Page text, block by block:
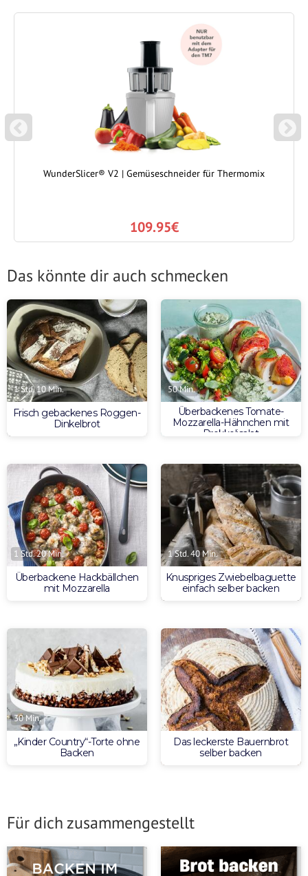
P
REVIOUS
WunderSlicer® V2 | Gemüseschneider für Thermomix
109.95€
N
EXT
Das könnte dir auch schmecken
1 Std. 10 Min.
Frisch gebackenes Roggen-
Dinkelbrot
50 Min.
Überbackenes Tomate-
Mozzarella-Hähnchen mit
Brokkolisalat
1 Std. 20 Min.
Überbackene Hackbällchen
mit Mozzarella
1 Std. 40 Min.
Knuspriges Zwiebelbaguette
einfach selber backen
30 Min.
„Kinder Country“-Torte ohne
Backen
Das leckerste Bauernbrot
selber backen
Für dich zusammengestellt